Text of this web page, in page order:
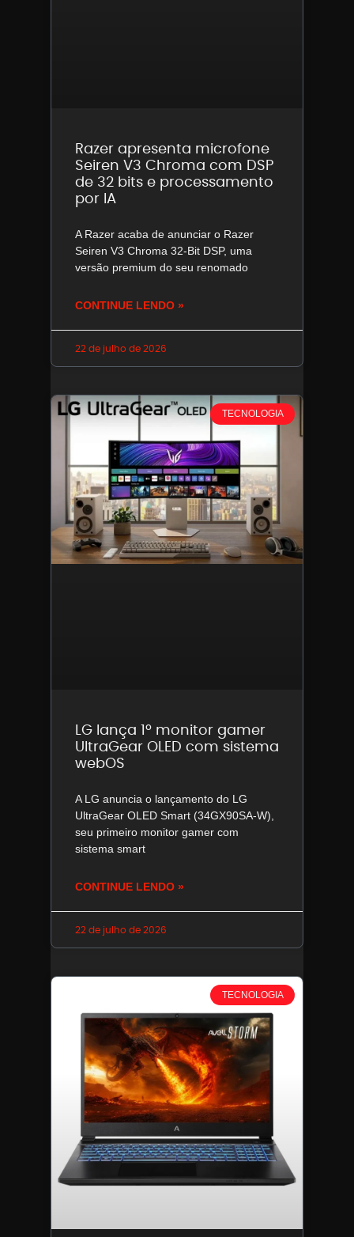
Razer apresenta microfone
Seiren V3 Chroma com DSP
de 32 bits e processamento
por IA
A Razer acaba de anunciar o Razer
Seiren V3 Chroma 32-Bit DSP, uma
versão premium do seu renomado
CONTINUE LENDO »
22 de julho de 2026
TECNOLOGIA
LG lança 1º monitor gamer
UltraGear OLED com sistema
webOS
A LG anuncia o lançamento do LG
UltraGear OLED Smart (34GX90SA-W),
seu primeiro monitor gamer com
sistema smart
CONTINUE LENDO »
22 de julho de 2026
TECNOLOGIA